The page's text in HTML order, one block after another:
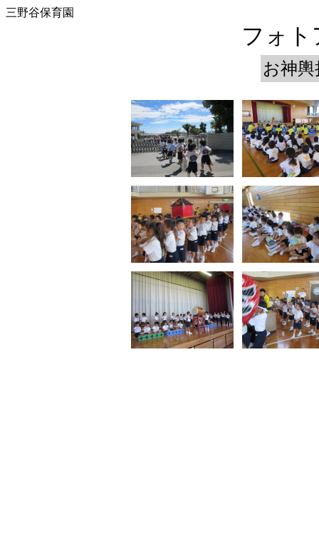
三野谷保育園
フォト
お神